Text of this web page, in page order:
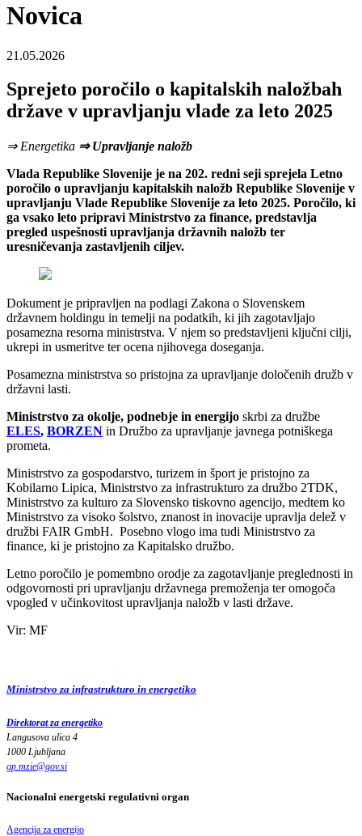
Novica
21.05.2026
Sprejeto poročilo o kapitalskih naložbah
države v upravljanju vlade za leto 2025
⇒ Energetika ⇒ Upravljanje naložb
Vlada Republike Slovenije je na 202. redni seji sprejela Letno
poročilo o upravljanju kapitalskih naložb Republike Slovenije v
upravljanju Vlade Republike Slovenije za leto 2025. Poročilo, ki
ga vsako leto pripravi Ministrstvo za finance, predstavlja
pregled uspešnosti upravljanja državnih naložb ter
uresničevanja zastavljenih ciljev.
Dokument je pripravljen na podlagi Zakona o Slovenskem
državnem holdingu in temelji na podatkih, ki jih zagotavljajo
posamezna resorna ministrstva. V njem so predstavljeni ključni cilji,
ukrepi in usmeritve ter ocena njihovega doseganja.
Posamezna ministrstva so pristojna za upravljanje določenih družb v
državni lasti.
Ministrstvo za okolje, podnebje in energijo skrbi za družbe
ELES, BORZEN in Družbo za upravljanje javnega potniškega
prometa.
Ministrstvo za gospodarstvo, turizem in šport je pristojno za
Kobilarno Lipica, Ministrstvo za infrastrukturo za družbo 2TDK,
Ministrstvo za kulturo za Slovensko tiskovno agencijo, medtem ko
Ministrstvo za visoko šolstvo, znanost in inovacije upravlja delež v
družbi FAIR GmbH. Posebno vlogo ima tudi Ministrstvo za
finance, ki je pristojno za Kapitalsko družbo.
Letno poročilo je pomembno orodje za zagotavljanje preglednosti in
odgovornosti pri upravljanju državnega premoženja ter omogoča
vpogled v učinkovitost upravljanja naložb v lasti države.
Vir: MF
Ministrstvo za infrastrukturo in energetiko
Direktorat za energetiko
Langusova ulica 4
1000 Ljubljana
gp.mzie@gov.si
Nacionalni energetski regulativni organ
Agencija za energijo